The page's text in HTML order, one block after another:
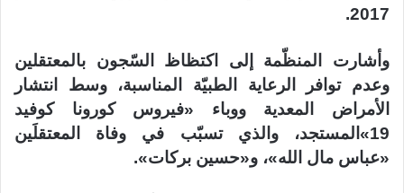
2017.
وأشارت المنظّمة إلى اكتظاظ السّجون بالمعتقلين
وعدم توافر الرعاية الطبيّة المناسبة، وسط انتشار
الأمراض المعدية ووباء «فيروس كورونا كوفيد
19»المستجد، والذي تسبّب في وفاة المعتقلَين
«عباس مال الله»، و«حسين بركات».